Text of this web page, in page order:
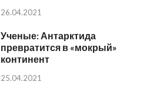
26.04.2021
Ученые: Антарктида
превратится в «мокрый»
континент
25.04.2021